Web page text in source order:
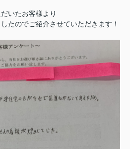
いたお客様より
たのでご紹介させていただきます！